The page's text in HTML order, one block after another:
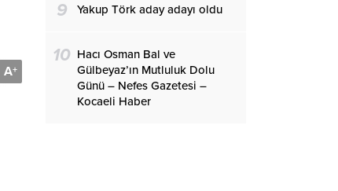
A+
9 Yakup Törk aday adayı oldu
10 Hacı Osman Bal ve
Gülbeyaz’ın Mutluluk Dolu
Günü – Nefes Gazetesi –
Kocaeli Haber